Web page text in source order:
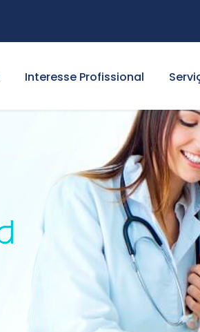
Interesse Profissional